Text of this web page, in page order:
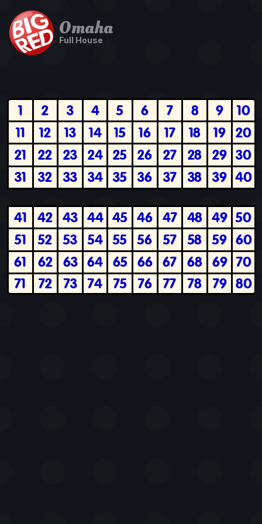
Omaha
Full House
1 2 3 4 5 6 7 8 9
10
11
12 13 14 15 16 17 18 19 20
21
22 23 24 25 26 27 28 29 30
31
32 33 34 35 36 37 38 39 40
41 42 43 44 45 46 47 48 49 50
51
52 53 54 55 56 57 58 59 60
61
62 63 64 65 66 67 68 69 70
71
72 73 74 75 76 77 78 79 80